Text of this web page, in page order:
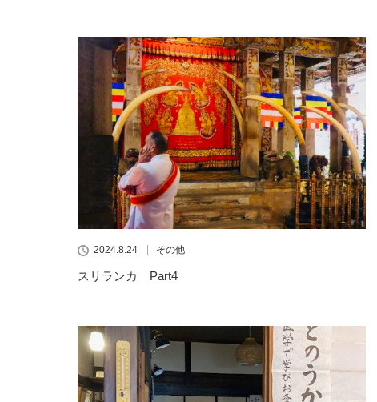
2024.8.24 その他
スリランカ Part4